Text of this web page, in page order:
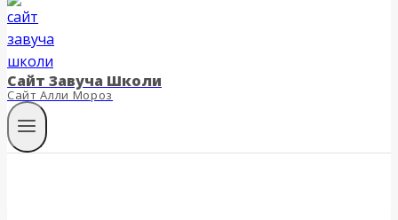
Сайт Завуча Школи
Сайт Алли Мороз